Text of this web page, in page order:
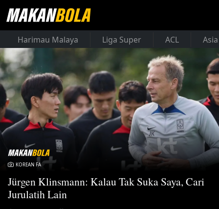
Harimau Malaya Liga Super ACL
KOREAN FA
Jürgen Klinsmann: Kalau Tak Suka Saya, Cari
Jurulatih Lain